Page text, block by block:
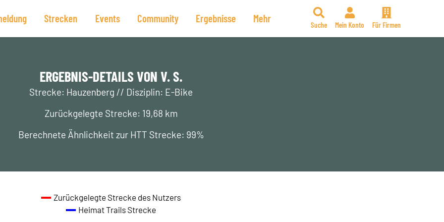
Strecken Events Community Ergebnisse Mehr
Suche Mein Konto Für Firmen
ERGEBNIS-DETAILS VON V. S.
Strecke: Hauzenberg // Disziplin: E-Bike
Zurückgelegte Strecke: 19,68 km
Berechnete Ähnlichkeit zur HTT Strecke: 99%
Zurückgelegte Strecke des Nutzers
Heimat Trails Strecke